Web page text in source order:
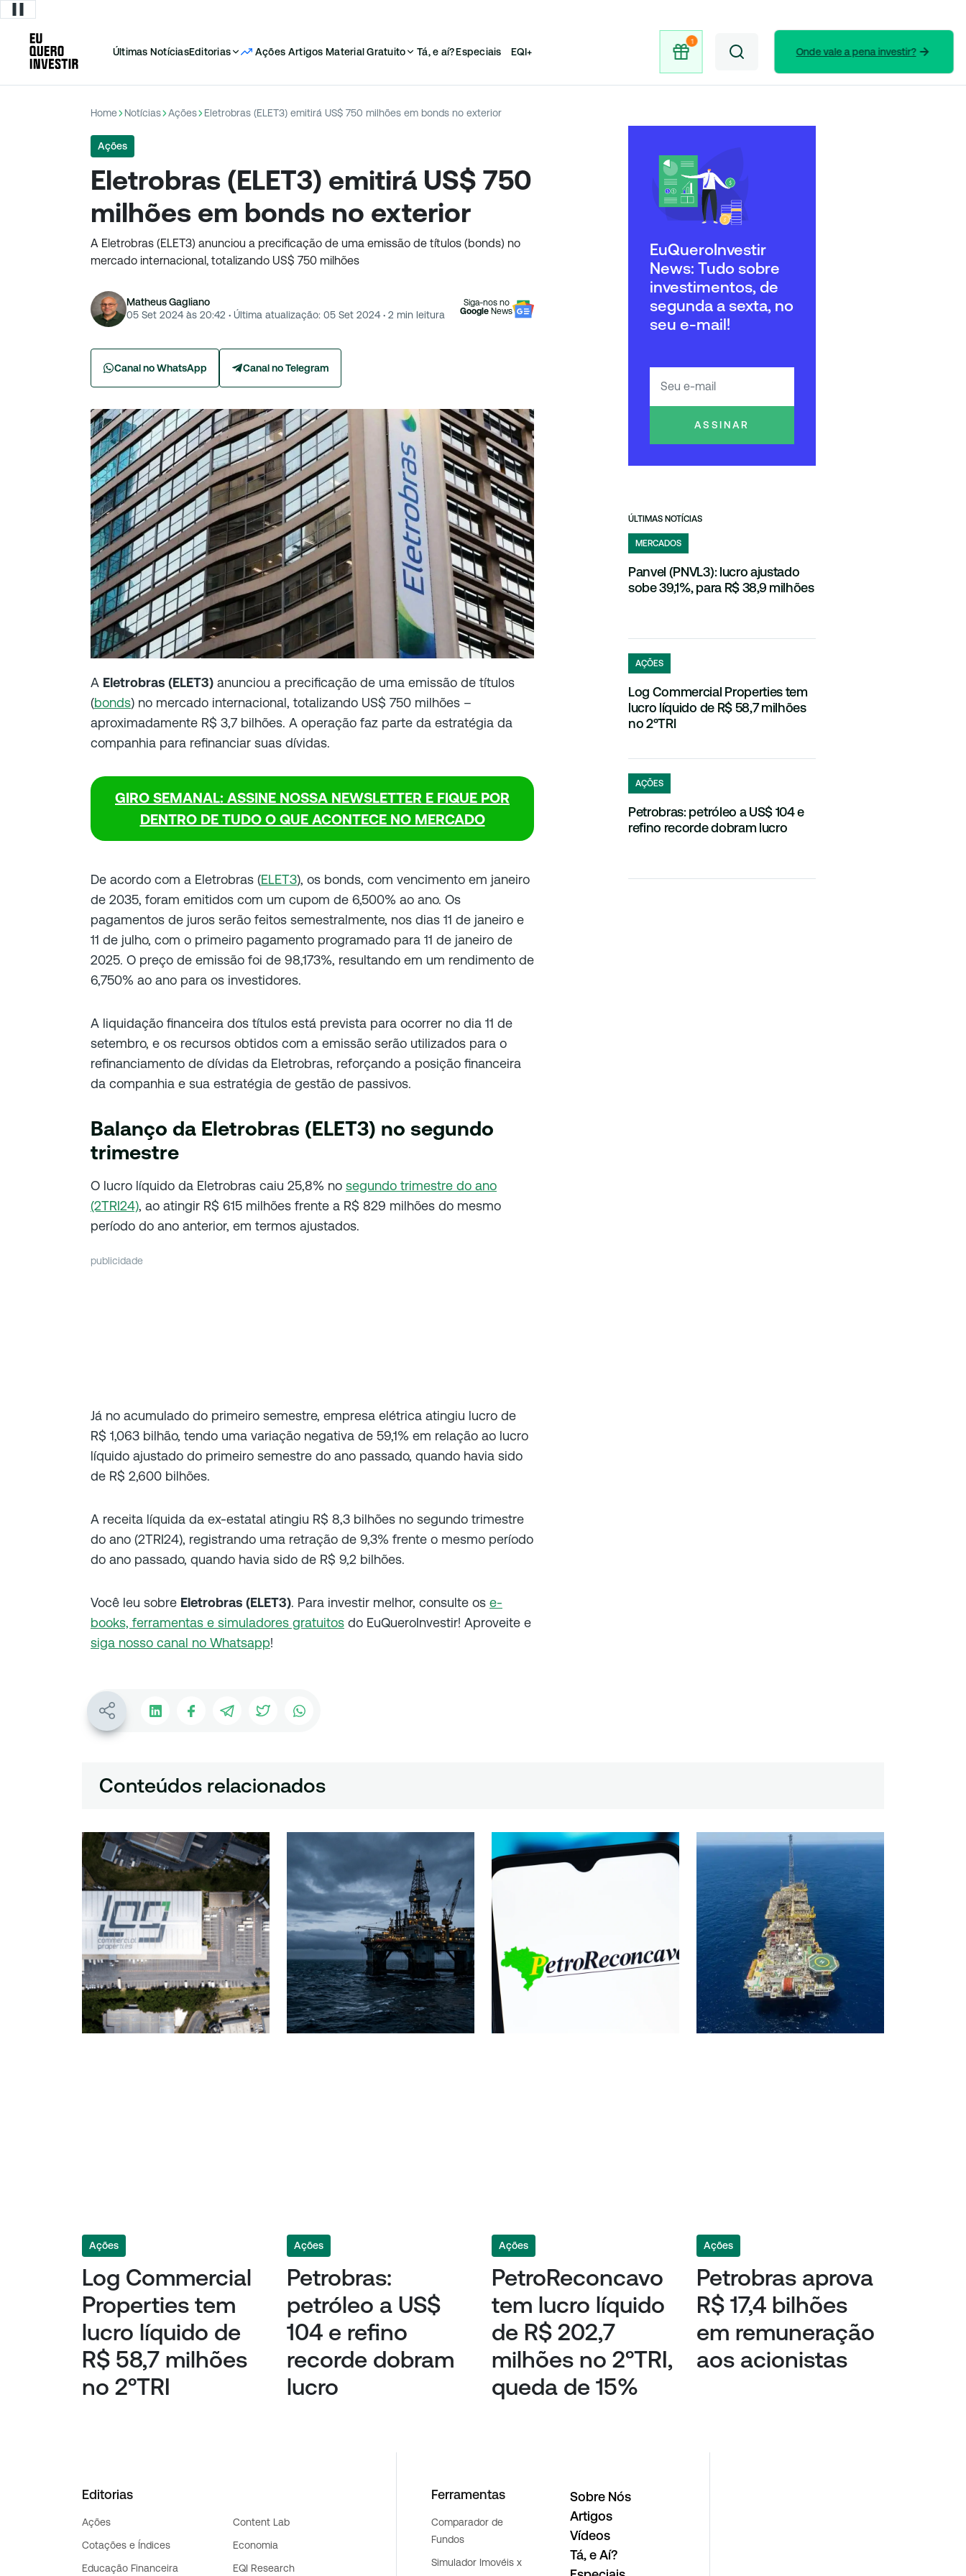
Últimas NotíciasEditorias Ações Artigos Material Gratuito Tá, e aí?Especiais EQI+ Onde vale a pena investir?
Home Notícias Ações Eletrobras (ELET3) emitirá US$ 750 milhões em bonds no exterior
Ações
Eletrobras (ELET3) emitirá US$ 750
milhões em bonds no exterior
A Eletrobras (ELET3) anunciou a precificação de uma emissão de títulos (bonds) no
mercado internacional, totalizando US$ 750 milhões
Matheus Gagliano
05 Set 2024 às 20:42 · Última atualização: 05 Set 2024 · 2 min leitura
Siga-nos no
Google News
Canal no WhatsApp Canal no Telegram
A Eletrobras (ELET3) anunciou a precificação de uma emissão de títulos
(bonds) no mercado internacional, totalizando US$ 750 milhões –
aproximadamente R$ 3,7 bilhões. A operação faz parte da estratégia da
companhia para refinanciar suas dívidas.
GIRO SEMANAL: ASSINE NOSSA NEWSLETTER E FIQUE POR
DENTRO DE TUDO O QUE ACONTECE NO MERCADO
De acordo com a Eletrobras (ELET3), os bonds, com vencimento em janeiro
de 2035, foram emitidos com um cupom de 6,500% ao ano. Os
pagamentos de juros serão feitos semestralmente, nos dias 11 de janeiro e
11 de julho, com o primeiro pagamento programado para 11 de janeiro de
2025. O preço de emissão foi de 98,173%, resultando em um rendimento de
6,750% ao ano para os investidores.
A liquidação financeira dos títulos está prevista para ocorrer no dia 11 de
setembro, e os recursos obtidos com a emissão serão utilizados para o
refinanciamento de dívidas da Eletrobras, reforçando a posição financeira
da companhia e sua estratégia de gestão de passivos.
Balanço da Eletrobras (ELET3) no segundo
trimestre
O lucro líquido da Eletrobras caiu 25,8% no segundo trimestre do ano
(2TRI24), ao atingir R$ 615 milhões frente a R$ 829 milhões do mesmo
período do ano anterior, em termos ajustados.
publicidade
Já no acumulado do primeiro semestre, empresa elétrica atingiu lucro de
R$ 1,063 bilhão, tendo uma variação negativa de 59,1% em relação ao lucro
líquido ajustado do primeiro semestre do ano passado, quando havia sido
de R$ 2,600 bilhões.
A receita líquida da ex-estatal atingiu R$ 8,3 bilhões no segundo trimestre
do ano (2TRI24), registrando uma retração de 9,3% frente o mesmo período
do ano passado, quando havia sido de R$ 9,2 bilhões.
Você leu sobre Eletrobras (ELET3). Para investir melhor, consulte os e-
books, ferramentas e simuladores gratuitos do EuQueroInvestir! Aproveite e
siga nosso canal no Whatsapp!
EuQueroInvestir
News: Tudo sobre
investimentos, de
segunda a sexta, no
seu e-mail!
ASSINAR
ÚLTIMAS NOTÍCIAS
MERCADOS
Panvel (PNVL3): lucro ajustado
sobe 39,1%, para R$ 38,9 milhões
AÇÕES
Log Commercial Properties tem
lucro líquido de R$ 58,7 milhões
no 2ºTRI
AÇÕES
Petrobras: petróleo a US$ 104 e
refino recorde dobram lucro
Conteúdos relacionados
Ações
Log Commercial
Properties tem
lucro líquido de
R$ 58,7 milhões
no 2ºTRI
Ações
Petrobras:
petróleo a US$
104 e refino
recorde dobram
lucro
Ações
PetroReconcavo
tem lucro líquido
de R$ 202,7
milhões no 2ºTRI,
queda de 15%
Ações
Petrobras aprova
R$ 17,4 bilhões
em remuneração
aos acionistas
Editorias
Ações
Content Lab
Cotações e Índices
Economia
Educação Financeira
EQI Research
Ferramentas
Comparador de
Fundos
Simulador Imovéis x
Sobre Nós
Artigos
Vídeos
Tá, e Aí?